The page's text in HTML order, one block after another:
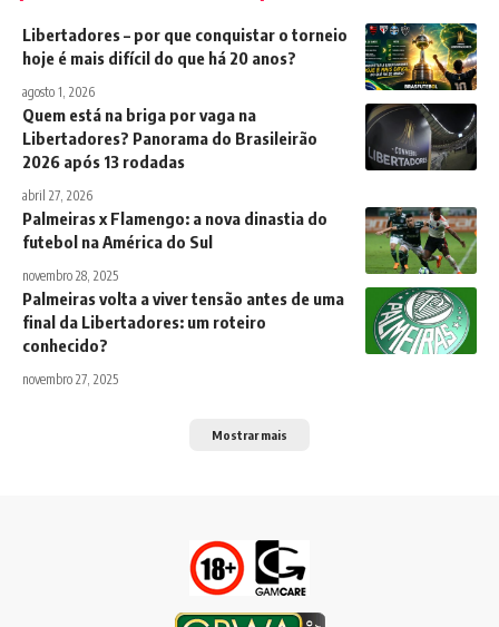
Libertadores – por que conquistar o torneio
hoje é mais difícil do que há 20 anos?
agosto 1, 2026
Quem está na briga por vaga na
Libertadores? Panorama do Brasileirão
2026 após 13 rodadas
abril 27, 2026
Palmeiras x Flamengo: a nova dinastia do
futebol na América do Sul
novembro 28, 2025
Palmeiras volta a viver tensão antes de uma
final da Libertadores: um roteiro
conhecido?
novembro 27, 2025
Mostrar mais